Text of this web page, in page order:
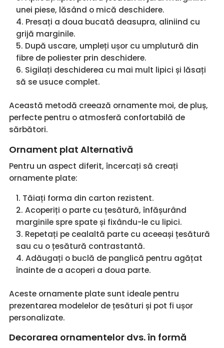
unei piese, lăsând o mică deschidere.
Presați a doua bucată deasupra, aliniind cu
grijă marginile.
După uscare, umpleți ușor cu umplutură din
fibre de poliester prin deschidere.
Sigilați deschiderea cu mai mult lipici și lăsați
să se usuce complet.
Această metodă creează ornamente moi, de pluș,
perfecte pentru o atmosferă confortabilă de
sărbători.
Ornament plat Alternativă
Pentru un aspect diferit, încercați să creați
ornamente plate:
Tăiați forma din carton rezistent.
Acoperiți o parte cu țesătură, înfășurând
marginile spre spate și fixându-le cu lipici.
Repetați pe cealaltă parte cu aceeași țesătură
sau cu o țesătură contrastantă.
Adăugați o buclă de panglică pentru agățat
înainte de a acoperi a doua parte.
Aceste ornamente plate sunt ideale pentru
prezentarea modelelor de țesături și pot fi ușor
personalizate.
Decorarea ornamentelor dvs. în formă